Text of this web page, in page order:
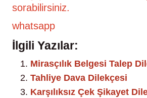
sorabilirsiniz.
whatsapp
İlgili Yazılar:
Mirasçılık Belgesi Talep
Tahliye Dava Dilekçesi
Karşılıksız Çek Şikayet